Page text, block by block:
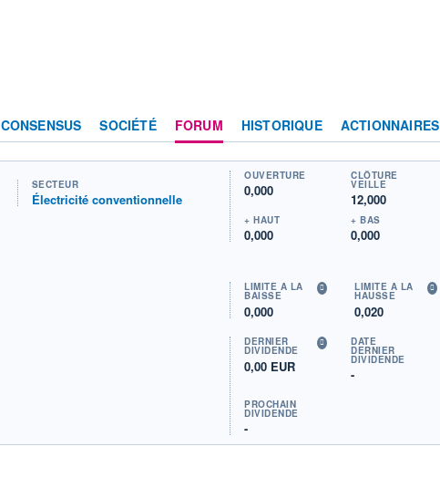
CONSENSUS SOCIÉTÉ FORUM HISTORIQUE ACTIONNAIRES
SECTEUR
Électricité conventionnelle
OUVERTURE
0,000
CLÔTURE
VEILLE
12,000
+ HAUT
0,000
+ BAS
0,000
LIMITE À LA
BAISSE
0,000
LIMITE À LA
HAUSSE
0,020
DERNIER
DIVIDENDE
0,00 EUR
DATE
DERNIER
DIVIDENDE
-
PROCHAIN
DIVIDENDE
-